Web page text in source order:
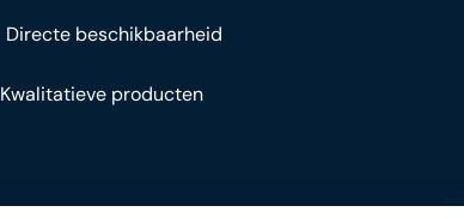
Directe beschikbaarheid
Kwalitatieve producten